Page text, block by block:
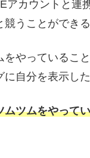
アカウントと連
競うことができ
をやっているこ
に自分を表示し
ムツムをやって